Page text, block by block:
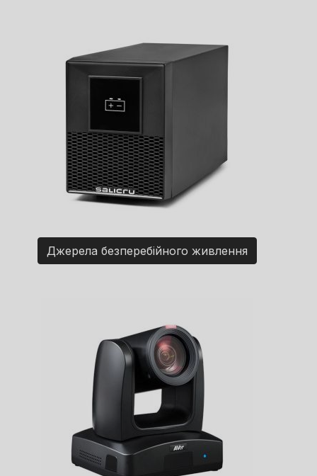
Джерела безперебійного живлення